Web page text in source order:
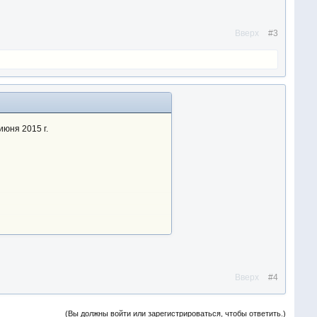
#3
Вверх
2015 г.
#4
Вверх
(Вы должны войти или зарегистрироваться, чтобы ответить.)